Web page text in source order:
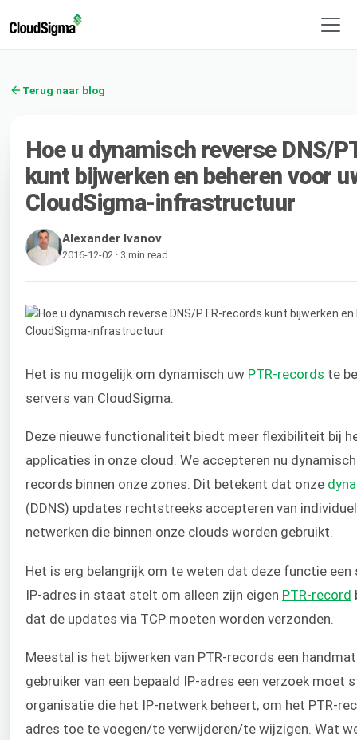
Terug naar blog
Hoe u dynamisch reverse DNS/
kunt bijwerken en beheren voor
CloudSigma-infrastructuur
Alexander Ivanov
2016-12-02 · 3 min read
Het is nu mogelijk om dynamisch uw PTR-records te
servers van CloudSigma.
Deze nieuwe functionaliteit biedt meer flexibiliteit bij
applicaties in onze cloud. We accepteren nu
records binnen onze zones. Dit betekent dat onze
(DDNS) updates rechtstreeks accepteren van
netwerken die binnen onze clouds worden gebruikt.
Het is erg belangrijk om te weten dat deze functie een
IP-adres in staat stelt om alleen zijn eigen PTR-record
dat de updates via TCP moeten worden verzonden.
Meestal is het bijwerken van PTR-records een
gebruiker van een bepaald IP-adres een verzoek moet
organisatie die het IP-netwerk beheert, om het PTR-
adres toe te voegen/te verwijderen/te wijzigen. Wat